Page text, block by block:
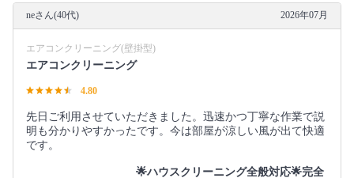
neさん(40代) 2026年07月
エアコンクリーニング(壁掛型)
エアコンクリーニング
4.80
先日ご利用させていただきました。迅速かつ丁寧な作業で説
明も分かりやすかったです。今は部屋が涼しい風が出て快適
です。
🌟ハウスクリーニング全般対応🌟完全